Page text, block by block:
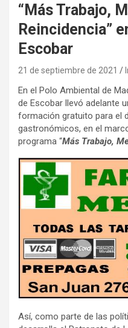
“Más Trabajo,
Reincidencia”
Escobar
21 de septiembre de 2021
En el Polo Ambiental de
de Escobar llevó adelante
formación gratuito para el
gastronómicos, en el
programa “Más Trabajo,
Así, como parte de las